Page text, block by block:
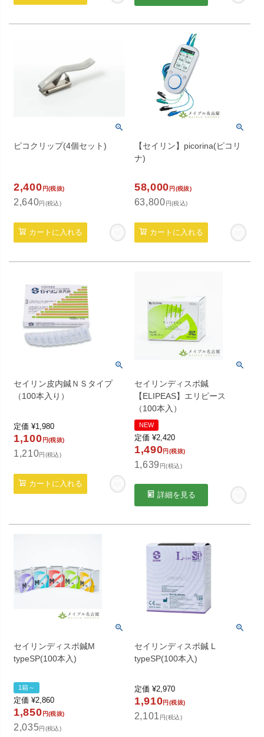
ピコクリップ(4個セット)
2,400 円(税抜)
2,640円(税込)
カートに入れる
【セイリン】picorina(ピコリ
ナ)
58,000 円(税抜)
63,800 円(税込)
カートに入れる
セイリン皮内鍼ＮＳタイプ
（100本入り）
定価 ¥1,980
1,100 円(税抜)
1,210円(税込)
カートに入れる
セイリンディスポ鍼
【ELIPEAS】エリピース
（100本入）
NEW
定価 ¥2,420
1,490円(税抜)
1,639 円(税込)
詳細を見る
セイリンディスポ鍼M
typeSP(100本入)
1箱～
定価 ¥2,860
1,850 円(税抜)
2,035円(税込)
セイリンディスポ鍼 L
typeSP(100本入)
定価 ¥2,970
1,910円(税抜)
2,101 円(税込)